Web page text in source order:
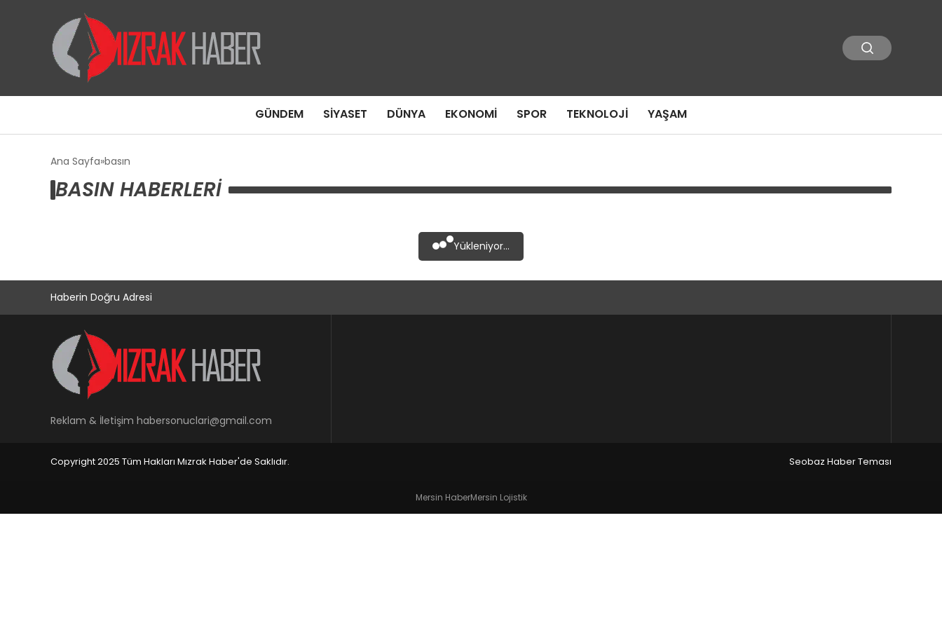
GÜNDEM SIYASET DÜNYA EKONOMI SPOR TEKNOLOJI YAŞAM
Ana Sayfa basın
BASIN HABERLERI
Yükleniyor...
Haberin Doğru Adresi
Reklam & İletişim habersonuclari@gmail.com
Copyright 2025 Tüm Hakları Mızrak Haber'de Saklıdır. Seobaz Haber Teması
Mersin HaberMersin Lojistik